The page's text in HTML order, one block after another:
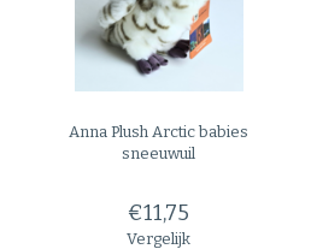
Anna Plush Arctic babies
sneeuwuil
€11,75
Vergelijk